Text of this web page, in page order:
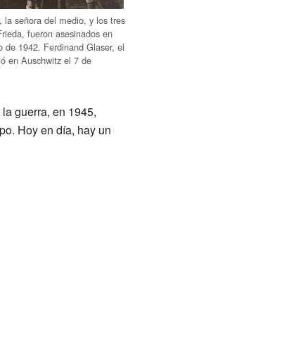
la señora del medio, y los tres
fueron asesinados en
de 1942. Ferdinand Glaser, el
en Auschwitz el 7 de
guerra, en 1945,
Hoy en día, hay un